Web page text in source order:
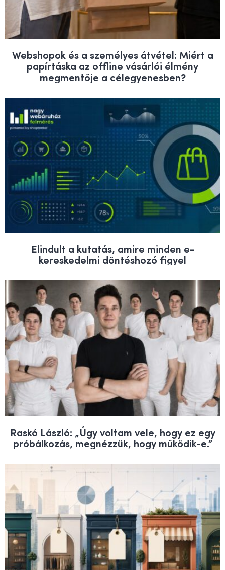
Webshopok és a személyes átvétel: Miért a
papírtáska az offline vásárlói élmény
megmentője a célegyenesben?
Elindult a kutatás, amire minden e-
kereskedelmi döntéshozó figyel
Raskó László: „Úgy voltam vele, hogy ez egy
próbálkozás, megnézzük, hogy működik-e.”